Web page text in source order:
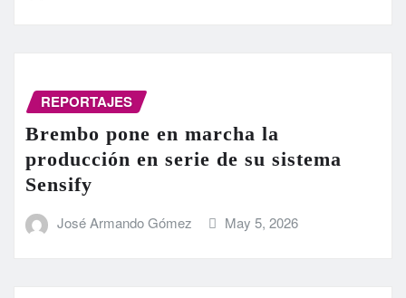
REPORTAJES
Brembo pone en marcha la
producción en serie de su sistema
Sensify
José Armando Gómez May 5, 2026